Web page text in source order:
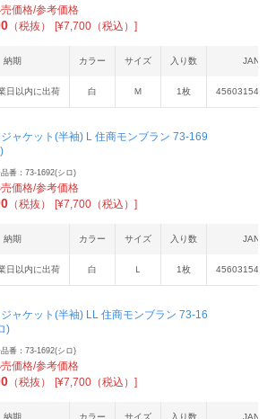
価格/参考価格
（税抜） [¥7,700（税込）]
納期 カラー サイズ 入り数 JAN
日以内に出荷 白 Ｍ 1枚
ャケット(半袖) L 住商モンブラン 73-169
番：73-1692(シロ)
価格/参考価格
（税抜） [¥7,700（税込）]
納期 カラー サイズ 入り数 JAN
日以内に出荷 白 Ｌ 1枚
ャケット(半袖) LL 住商モンブラン 73-16
)
番：73-1692(シロ)
価格/参考価格
（税抜） [¥7,700（税込）]
納期 カラー サイズ 入り数 JAN